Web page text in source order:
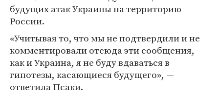
будущих атак Украины на территорию
России.
«Учитывая то, что мы не подтвердили и не
комментировали отсюда эти сообщения,
как и Украина, я не буду вдаваться в
гипотезы, касающиеся будущего», —
ответила Псаки.